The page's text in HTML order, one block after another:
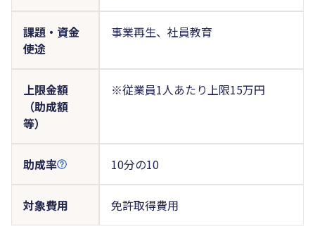
課題・資金
使途
事業再生、社員教育
上限金額
（助成額
等）
※従業員1人あたり上限15万円
助成率 10分の10
対象費用 免許取得費用